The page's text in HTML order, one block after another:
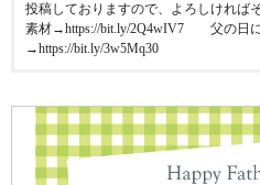
投稿しておりますので、よろしければ
素材→https://bit.ly/2Q4wIV7 父の日
→https://bit.ly/3w5Mq30